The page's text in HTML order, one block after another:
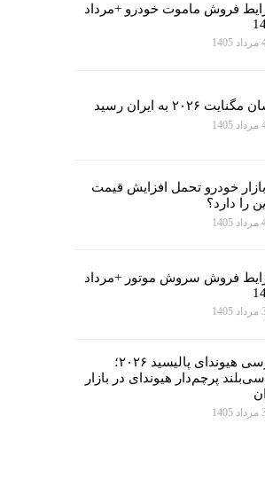
فروش ماموت خودرو +مرداد
1405
۲۰۲۶ به ایران رسید
1405
بازار خودرو تحمل افزایش قیمت
را دارد؟
1405
فروش سروش موتور +مرداد
1405
بررسی هیوندای پالیسید ۲۰۲۶؛
پرچم‌دار هیوندای در بازار
1405